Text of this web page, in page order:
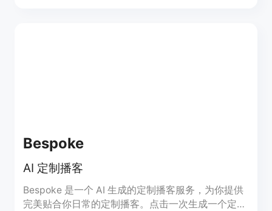
Bespoke
AI 定制播客
Bespoke 是一个 AI 生成的定制播客服务，为你提供
完美贴合你日常的定制播客。点击一次生成一个定制